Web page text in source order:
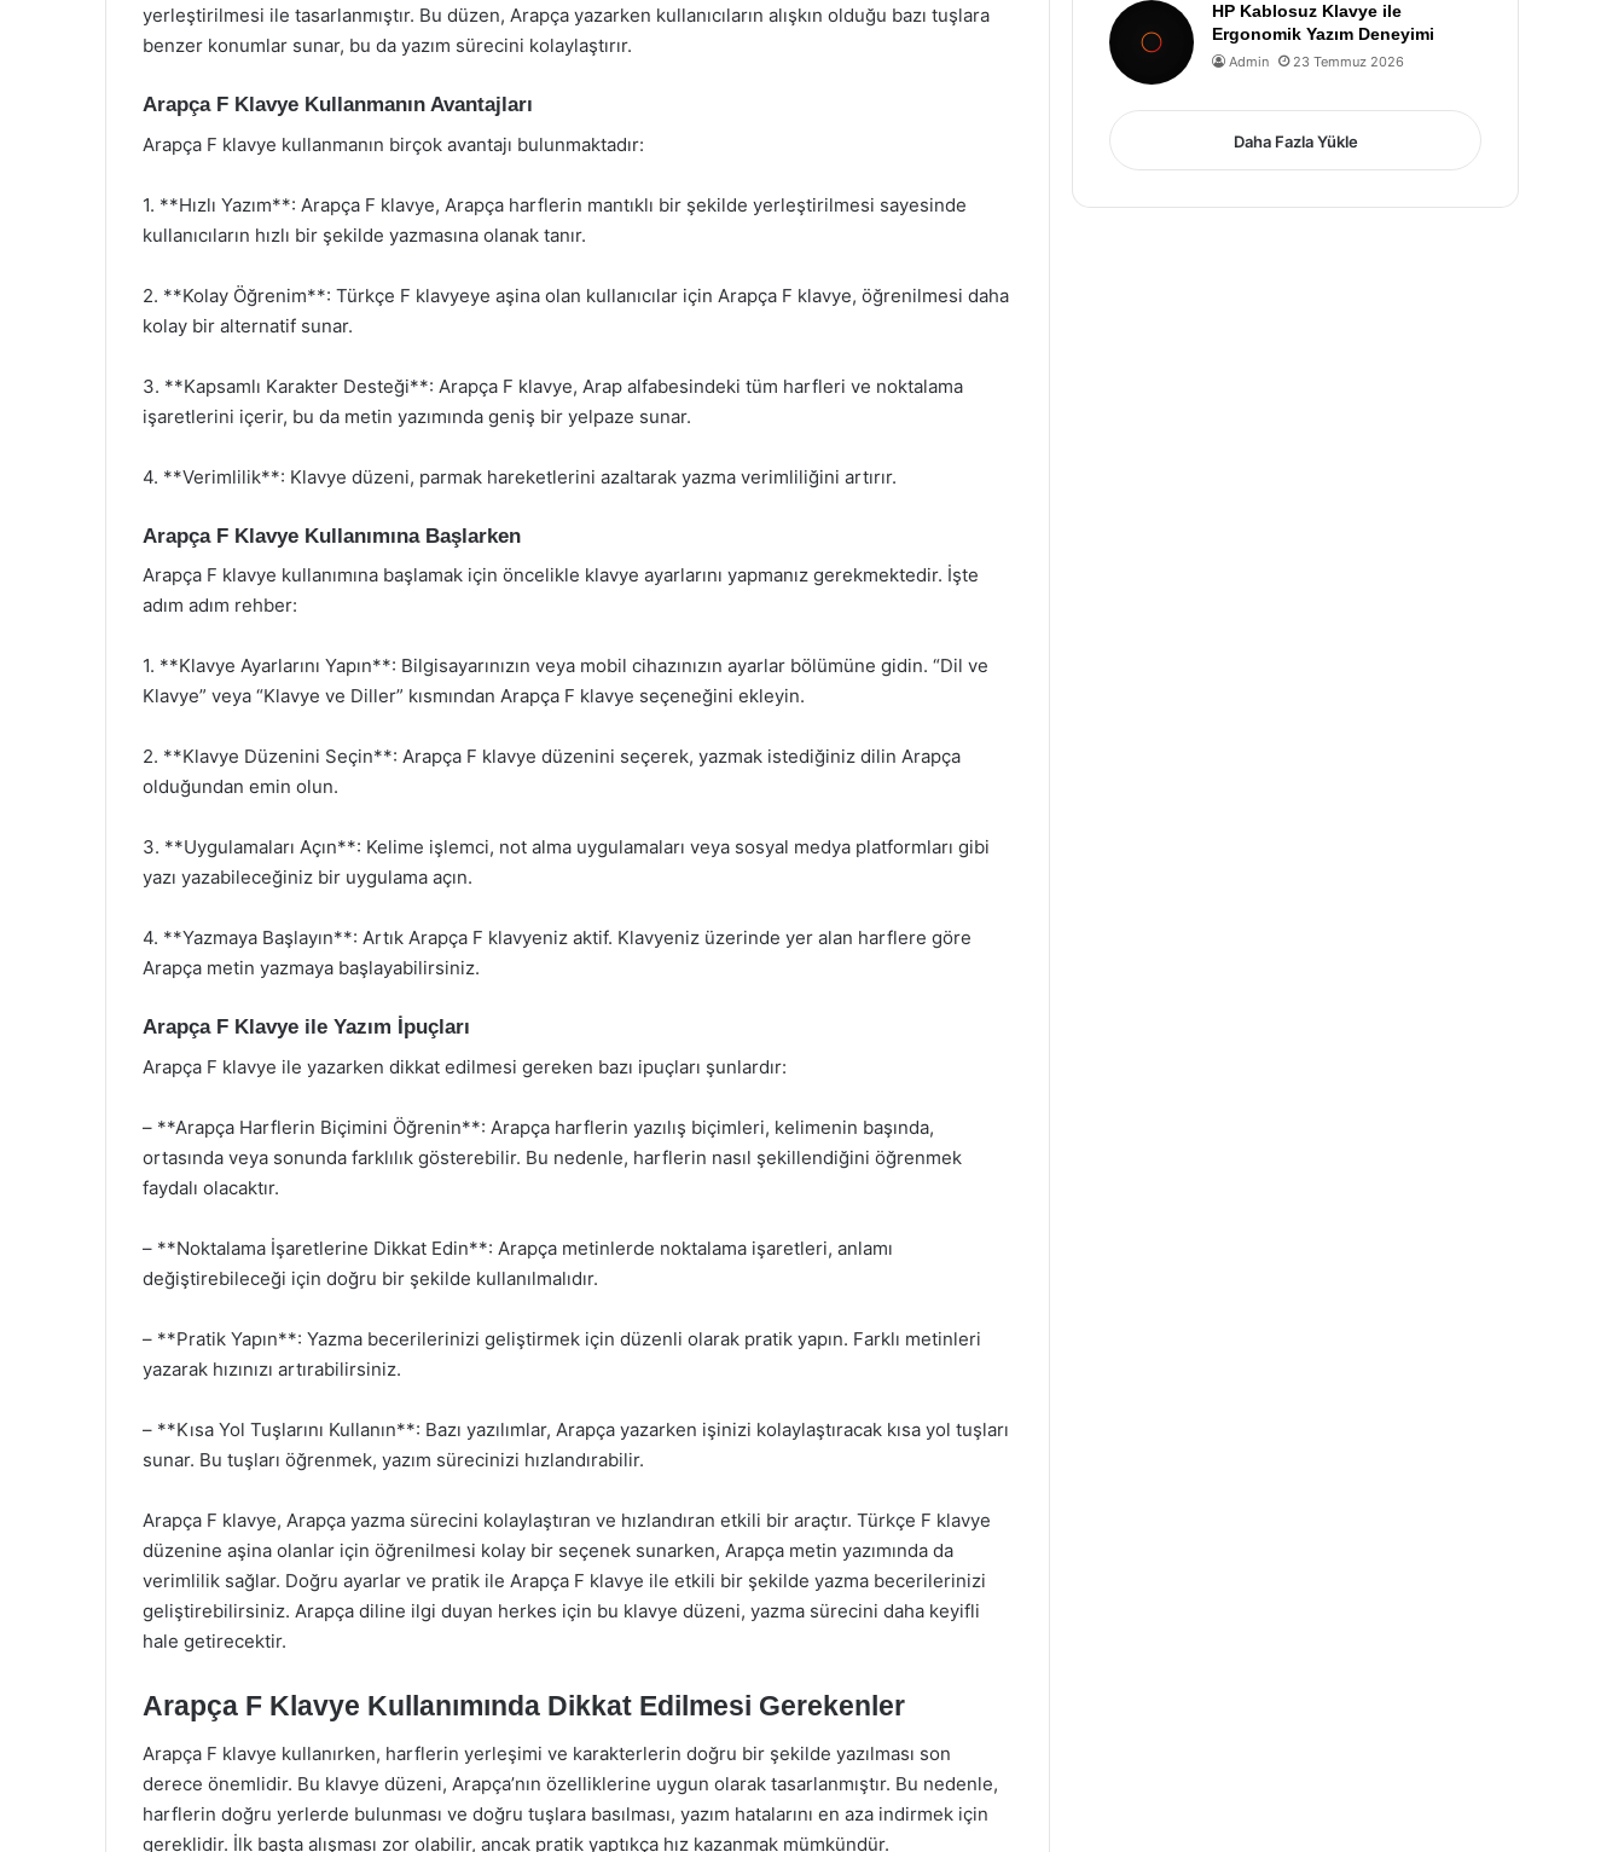
yerleştirilmesi ile tasarlanmıştır. Bu düzen, Arapça yazarken kullanıcıların alışkın olduğu bazı tuşlara
benzer konumlar sunar, bu da yazım sürecini kolaylaştırır.
Arapça F Klavye Kullanmanın Avantajları
Arapça F klavye kullanmanın birçok avantajı bulunmaktadır:
1. **Hızlı Yazım**: Arapça F klavye, Arapça harflerin mantıklı bir şekilde yerleştirilmesi sayesinde
kullanıcıların hızlı bir şekilde yazmasına olanak tanır.
2. **Kolay Öğrenim**: Türkçe F klavyeye aşina olan kullanıcılar için Arapça F klavye, öğrenilmesi daha
kolay bir alternatif sunar.
3. **Kapsamlı Karakter Desteği**: Arapça F klavye, Arap alfabesindeki tüm harfleri ve noktalama
işaretlerini içerir, bu da metin yazımında geniş bir yelpaze sunar.
4. **Verimlilik**: Klavye düzeni, parmak hareketlerini azaltarak yazma verimliliğini artırır.
Arapça F Klavye Kullanımına Başlarken
Arapça F klavye kullanımına başlamak için öncelikle klavye ayarlarını yapmanız gerekmektedir. İşte
adım adım rehber:
1. **Klavye Ayarlarını Yapın**: Bilgisayarınızın veya mobil cihazınızın ayarlar bölümüne gidin. “Dil ve
Klavye” veya “Klavye ve Diller” kısmından Arapça F klavye seçeneğini ekleyin.
2. **Klavye Düzenini Seçin**: Arapça F klavye düzenini seçerek, yazmak istediğiniz dilin Arapça
olduğundan emin olun.
3. **Uygulamaları Açın**: Kelime işlemci, not alma uygulamaları veya sosyal medya platformları gibi
yazı yazabileceğiniz bir uygulama açın.
4. **Yazmaya Başlayın**: Artık Arapça F klavyeniz aktif. Klavyeniz üzerinde yer alan harflere göre
Arapça metin yazmaya başlayabilirsiniz.
Arapça F Klavye ile Yazım İpuçları
Arapça F klavye ile yazarken dikkat edilmesi gereken bazı ipuçları şunlardır:
– **Arapça Harflerin Biçimini Öğrenin**: Arapça harflerin yazılış biçimleri, kelimenin başında,
ortasında veya sonunda farklılık gösterebilir. Bu nedenle, harflerin nasıl şekillendiğini öğrenmek
faydalı olacaktır.
– **Noktalama İşaretlerine Dikkat Edin**: Arapça metinlerde noktalama işaretleri, anlamı
değiştirebileceği için doğru bir şekilde kullanılmalıdır.
– **Pratik Yapın**: Yazma becerilerinizi geliştirmek için düzenli olarak pratik yapın. Farklı metinleri
yazarak hızınızı artırabilirsiniz.
– **Kısa Yol Tuşlarını Kullanın**: Bazı yazılımlar, Arapça yazarken işinizi kolaylaştıracak kısa yol tuşları
sunar. Bu tuşları öğrenmek, yazım sürecinizi hızlandırabilir.
Arapça F klavye, Arapça yazma sürecini kolaylaştıran ve hızlandıran etkili bir araçtır. Türkçe F klavye
düzenine aşina olanlar için öğrenilmesi kolay bir seçenek sunarken, Arapça metin yazımında da
verimlilik sağlar. Doğru ayarlar ve pratik ile Arapça F klavye ile etkili bir şekilde yazma becerilerinizi
geliştirebilirsiniz. Arapça diline ilgi duyan herkes için bu klavye düzeni, yazma sürecini daha keyifli
hale getirecektir.
Arapça F Klavye Kullanımında Dikkat Edilmesi Gerekenler
Arapça F klavye kullanırken, harflerin yerleşimi ve karakterlerin doğru bir şekilde yazılması son
derece önemlidir. Bu klavye düzeni, Arapça’nın özelliklerine uygun olarak tasarlanmıştır. Bu nedenle,
harflerin doğru yerlerde bulunması ve doğru tuşlara basılması, yazım hatalarını en aza indirmek için
gereklidir. İlk başta alışması zor olabilir, ancak pratik yaptıkça hız kazanmak mümkündür.
HP Kablosuz Klavye ile
Ergonomik Yazım Deneyimi
Admin 23 Temmuz 2026
Daha Fazla Yükle